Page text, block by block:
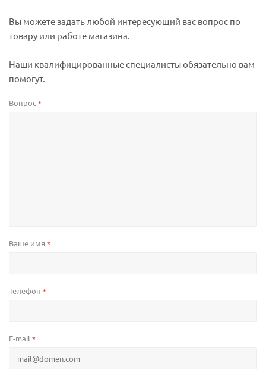
Вы можете задать любой интересующий вас вопрос по
товару или работе магазина.
Наши квалифицированные специалисты обязательно вам
помогут.
Вопрос*
Ваше имя *
Телефон *
E-mail *